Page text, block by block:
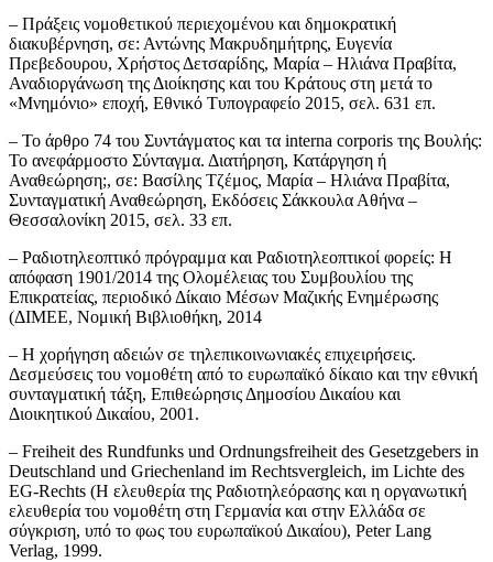
– Πράξεις νομοθετικού περιεχομένου και δημοκρατική
διακυβέρνηση, σε: Αντώνης Μακρυδημήτρης, Ευγενία
Πρεβεδουρου, Χρήστος Δετσαρίδης, Μαρία – Ηλιάνα Πραβίτα,
Αναδιοργάνωση της Διοίκησης και του Κράτους στη μετά το
«Μνημόνιο» εποχή, Εθνικό Τυπογραφείο 2015, σελ. 631 επ.
– Το άρθρο 74 του Συντάγματος και τα interna corporis της Βουλής:
Το ανεφάρμοστο Σύνταγμα. Διατήρηση, Κατάργηση ή
Αναθεώρηση;, σε: Βασίλης Τζέμος, Μαρία – Ηλιάνα Πραβίτα,
Συνταγματική Αναθεώρηση, Εκδόσεις Σάκκουλα Αθήνα –
Θεσσαλονίκη 2015, σελ. 33 επ.
– Ραδιοτηλεοπτικό πρόγραμμα και Ραδιοτηλεοπτικοί φορείς: Η
απόφαση 1901/2014 της Ολομέλειας του Συμβουλίου της
Επικρατείας, περιοδικό Δίκαιο Μέσων Μαζικής Ενημέρωσης
(ΔΙΜΕΕ, Νομική Βιβλιοθήκη, 2014
– Η χορήγηση αδειών σε τηλεπικοινωνιακές επιχειρήσεις.
Δεσμεύσεις του νομοθέτη από το ευρωπαϊκό δίκαιο και την εθνική
συνταγματική τάξη, Επιθεώρησις Δημοσίου Δικαίου και
Διοικητικού Δικαίου, 2001.
– Freiheit des Rundfunks und Ordnungsfreiheit des Gesetzgebers in
Deutschland und Griechenland im Rechtsvergleich, im Lichte des
EG-Rechts (Η ελευθερία της Ραδιοτηλεόρασης και η οργανωτική
ελευθερία του νομοθέτη στη Γερμανία και στην Ελλάδα σε
σύγκριση, υπό το φως του ευρωπαϊκού Δικαίου), Peter Lang
Verlag, 1999.